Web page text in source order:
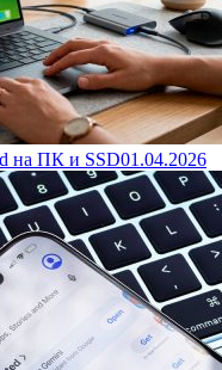
на ПК и SSD01.04.2026